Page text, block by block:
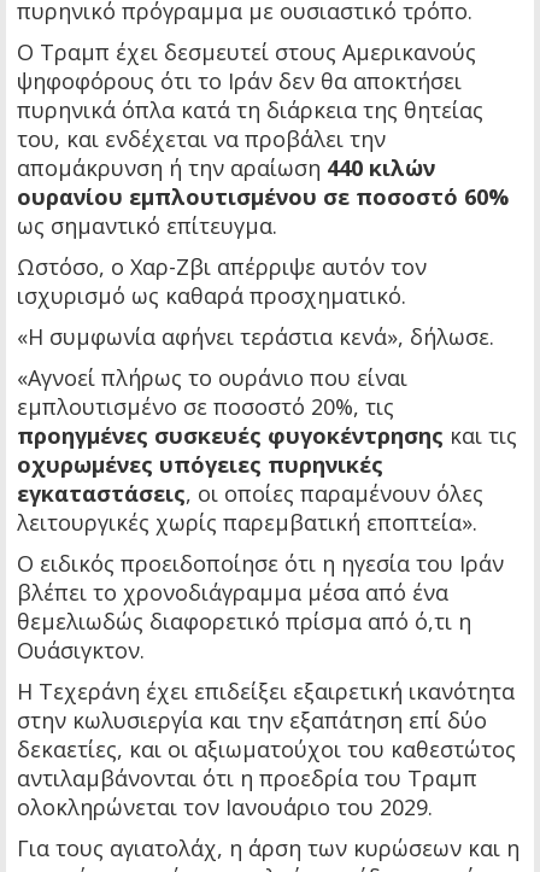
πυρηνικό πρόγραμμα με ουσιαστικό τρόπο.
Ο Τραμπ έχει δεσμευτεί στους Αμερικανούς
ψηφοφόρους ότι το Ιράν δεν θα αποκτήσει
πυρηνικά όπλα κατά τη διάρκεια της θητείας
του, και ενδέχεται να προβάλει την
απομάκρυνση ή την αραίωση 440 κιλών
ουρανίου εμπλουτισμένου σε ποσοστό 60%
ως σημαντικό επίτευγμα.
Ωστόσο, ο Χαρ-Ζβι απέρριψε αυτόν τον
ισχυρισμό ως καθαρά προσχηματικό.
«Η συμφωνία αφήνει τεράστια κενά», δήλωσε.
«Αγνοεί πλήρως το ουράνιο που είναι
εμπλουτισμένο σε ποσοστό 20%, τις
προηγμένες συσκευές φυγοκέντρησης και τις
οχυρωμένες υπόγειες πυρηνικές
εγκαταστάσεις, οι οποίες παραμένουν όλες
λειτουργικές χωρίς παρεμβατική εποπτεία».
Ο ειδικός προειδοποίησε ότι η ηγεσία του Ιράν
βλέπει το χρονοδιάγραμμα μέσα από ένα
θεμελιωδώς διαφορετικό πρίσμα από ό,τι η
Ουάσιγκτον.
Η Τεχεράνη έχει επιδείξει εξαιρετική ικανότητα
στην κωλυσιεργία και την εξαπάτηση επί δύο
δεκαετίες, και οι αξιωματούχοι του καθεστώτος
αντιλαμβάνονται ότι η προεδρία του Τραμπ
ολοκληρώνεται τον Ιανουάριο του 2029.
Για τους αγιατολάχ, η άρση των κυρώσεων και η